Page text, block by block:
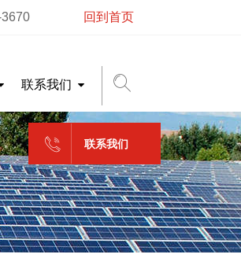
回到首页
联系我们
联系我们